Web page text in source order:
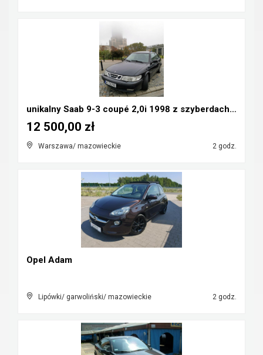
unikalny Saab 9-3 coupé 2,0i 1998 z szyberdachem
Warszawa/ mazowieckie 2 godz.
12 500,00 zł
Opel Adam
Lipówki/ garwoliński/ mazowieckie 2 godz.